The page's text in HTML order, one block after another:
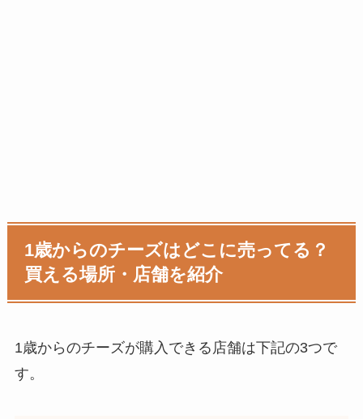
1歳からのチーズはどこに売ってる？
買える場所・店舗を紹介
1歳からのチーズが購入できる店舗は下記の3つで
す。